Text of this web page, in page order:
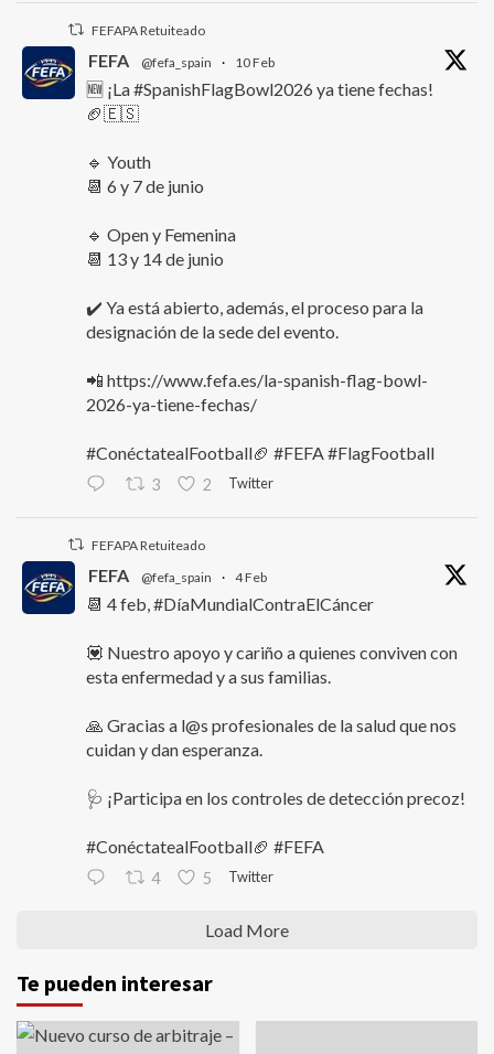
FEFAPA Retuiteado
FEFA @fefa_spain · 10 Feb
🆕 ¡La #SpanishFlagBowl2026 ya tiene fechas!
🏈🇪🇸
🔹 Youth
📆 6 y 7 de junio
🔹 Open y Femenina
📆 13 y 14 de junio
✔️ Ya está abierto, además, el proceso para la
designación de la sede del evento.
📲 https://www.fefa.es/la-spanish-flag-bowl-
2026-ya-tiene-fechas/
#ConéctatealFootball🏈 #FEFA #FlagFootball
3 2 Twitter
FEFAPA Retuiteado
FEFA @fefa_spain · 4 Feb
📆 4 feb, #DíaMundialContraElCáncer
💟 Nuestro apoyo y cariño a quienes conviven con
esta enfermedad y a sus familias.
🙏 Gracias a l@s profesionales de la salud que nos
cuidan y dan esperanza.
🩺 ¡Participa en los controles de detección precoz!
#ConéctatealFootball🏈 #FEFA
4 5 Twitter
Load More
Te pueden interesar